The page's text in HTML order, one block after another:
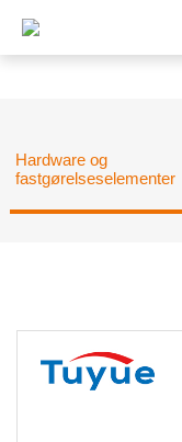
Hardware og
fastgørelseselementer